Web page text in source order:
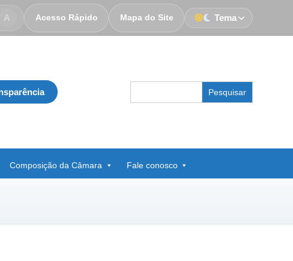
A Acesso Rápido Mapa do Site Tema
for:
Composição da Câmara Fale conosco